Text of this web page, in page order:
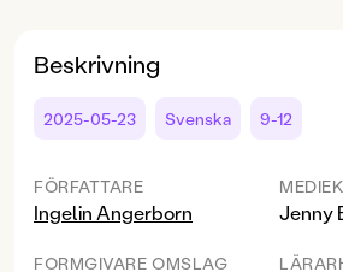
Beskrivning
2025-05-23 Svenska 9-12
FÖRFATTARE
Ingelin Angerborn
FORMGIVARE OMSLAG
Jenny